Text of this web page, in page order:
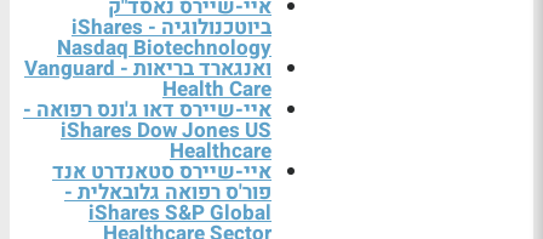
איי-שיירס נאסד"ק
ביוטכנולוגיה - iShares
Nasdaq Biotechnology
ואנגארד בריאות - Vanguard
Health Care
איי-שיירס דאו ג'ונס רפואה -
iShares Dow Jones US
Healthcare
איי-שיירס סטאנדרט אנד
פור'ס רפואה גלובאלית -
iShares S&P Global